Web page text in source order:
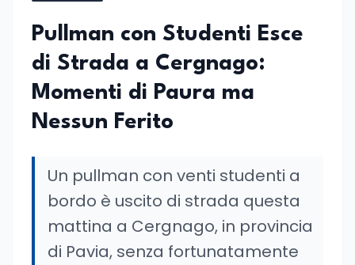
Pullman con Studenti Esce
di Strada a Cergnago:
Momenti di Paura ma
Nessun Ferito
Un pullman con venti studenti a
bordo è uscito di strada questa
mattina a Cergnago, in provincia
di Pavia, senza fortunatamente